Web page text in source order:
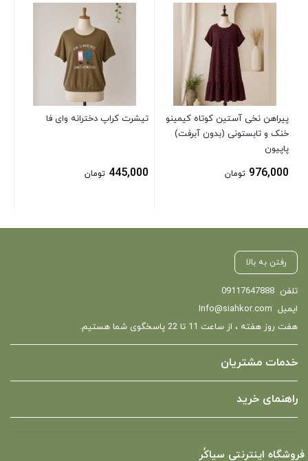
پیراهن نخی آستین کوتاه کیمینو
خنک و تابستونی (بدون آبرفت)
پاپیون
976,000 تومان
تیشرت کراپ دخترانه وای فا
445,000 تومان
رفتن به بالا
تلفن 09117647888
ایمیل Info@siahkor.com
هفت روز هفته ، از ساعت 11 تا 22 پاسخگوی شما هستیم.
خدمات مشتریان
راهنمای خرید
فروشگاه اینترنتی سیاکُر